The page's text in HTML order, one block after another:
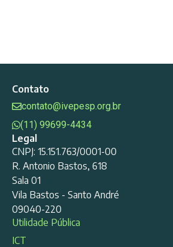
Contato
contato@ivepesp.org.br
(11) 99699-4434
Legal
CNPJ: 15.151.763/0001-00
R. Antonio Bastos, 618
Sala 01
Vila Bastos - Santo André
09040-220
Utilidade Pública
ICT